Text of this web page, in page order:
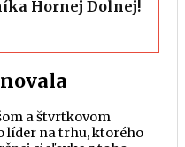
Hornej Dolnej!
a štvrtkovom
líder na trhu, ktorého